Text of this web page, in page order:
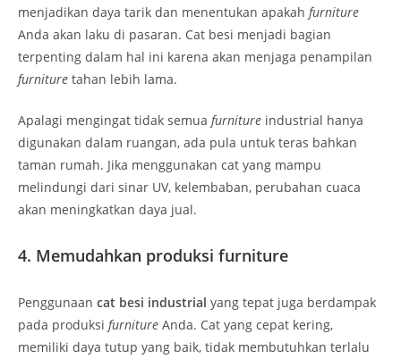
menjadikan daya tarik dan menentukan apakah furniture
Anda akan laku di pasaran. Cat besi menjadi bagian
terpenting dalam hal ini karena akan menjaga penampilan
furniture tahan lebih lama.
Apalagi mengingat tidak semua furniture industrial hanya
digunakan dalam ruangan, ada pula untuk teras bahkan
taman rumah. Jika menggunakan cat yang mampu
melindungi dari sinar UV, kelembaban, perubahan cuaca
akan meningkatkan daya jual.
4. Memudahkan produksi furniture
Penggunaan cat besi industrial yang tepat juga berdampak
pada produksi furniture Anda. Cat yang cepat kering,
memiliki daya tutup yang baik, tidak membutuhkan terlalu